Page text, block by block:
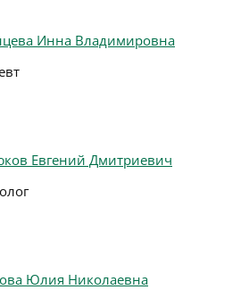
Инна Владимировна
Евгений Дмитриевич
Юлия Николаевна